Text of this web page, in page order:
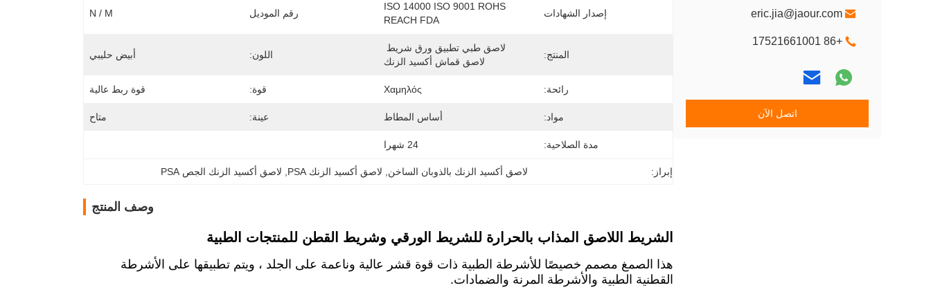
eric.jia@jaour.com
+86 17521661001
اتصل الآن
إصدار الشهادات
ISO 14000 ISO 9001 ROHS
REACH FDA
رقم الموديل N / M
المنتج:
لاصق قماش أكسيد الزنك
اللون: أبيض حليبي
رائحة: Χαμηλός قوة: قوة ربط عالية
مواد: أساس المطاط عينة: متاح
مدة الصلاحية: 24 شهرا
إبراز: لاصق أكسيد الزنك بالذوبان الساخن لاصق أكسيد الزنك PSA لاصق أكسيد الزنك الجص PSA
وصف المنتج
الشريط اللاصق المذاب بالحرارة للشريط الورقي وشريط القطن للمنتجات الطبية
هذا الصمغ مصمم خصيصًا للأشرطة الطبية ذات قوة قشر عالية وناعمة على الجلد ، ويتم تطبيقها على الأشرطة
القطنية الطبية والأشرطة المرنة والضمادات.